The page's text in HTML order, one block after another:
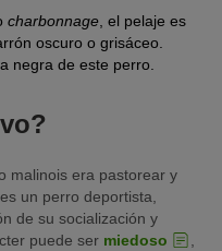
charbonnage , el pelaje es
oscuro o grisáceo.
negra de este perro.
malinois era pastorear y
un perro deportista,
de su socialización y
puede ser miedoso